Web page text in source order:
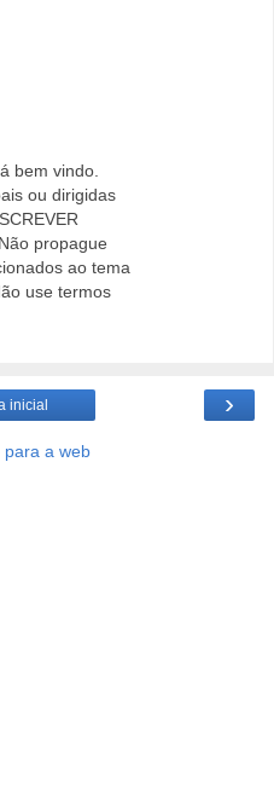
bem vindo.
ou dirigidas
propague
ao tema
use termos
›
inicial
para a web